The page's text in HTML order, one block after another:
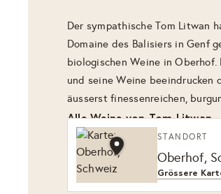
Der sympathische Tom Litwan
Domaine des Balisiers in Genf
biologischen Weine in
und seine Weine beeindrucken
äusserst finessenreichen,
Alle Weine von Tom Litwan
STANDORT
Oberhof,
Grössere